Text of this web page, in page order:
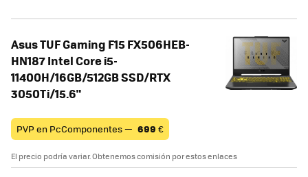
Asus TUF Gaming F15 FX506HEB-
HN187 Intel Core i5-
11400H/16GB/512GB SSD/RTX
3050Ti/15.6"
PVP en PcComponentes — 699 €
El precio podría variar. Obtenemos comisión por estos enlaces